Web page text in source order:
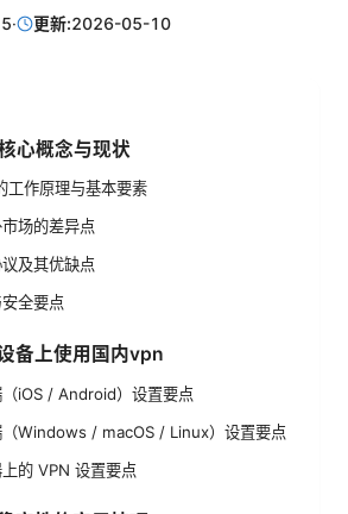
· 更新:2026-05-10
心概念与现状
工作原理与基本要素
场的差异点
及其优缺点
全要点
备上使用国内vpn
iOS / Android）设置要点
（Windows / macOS / Linux）设置要点
的 VPN 设置要点